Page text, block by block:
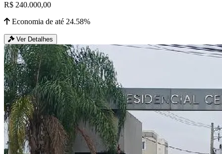
R$ 240.000,00
Economia de até 24.58%
Ver Detalhes